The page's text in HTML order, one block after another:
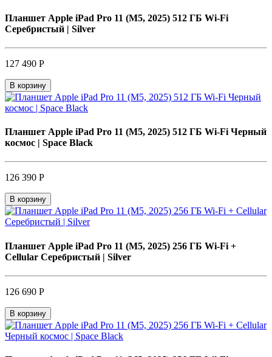
Планшет Apple iPad Pro 11 (M5, 2025) 512 ГБ Wi-Fi
Серебристый | Silver
127 490 Р
В корзину
Планшет Apple iPad Pro 11 (M5, 2025) 512 ГБ Wi-Fi Черный
космос | Space Black
126 390 Р
В корзину
Планшет Apple iPad Pro 11 (M5, 2025) 256 ГБ Wi-Fi +
Cellular Серебристый | Silver
126 690 Р
В корзину